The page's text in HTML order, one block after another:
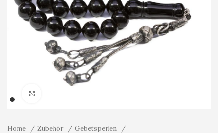
Home Zubehör
Gebetsperlen